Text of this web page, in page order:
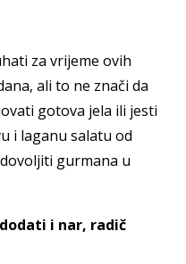
za vrijeme ovih
ali to ne znači da
gotova jela ili jesti
i laganu salatu od
gurmana u
i nar, radič